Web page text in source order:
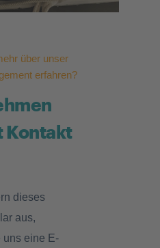
über unser
erfahren?
Kontakt
dieses
aus,
uns eine E-